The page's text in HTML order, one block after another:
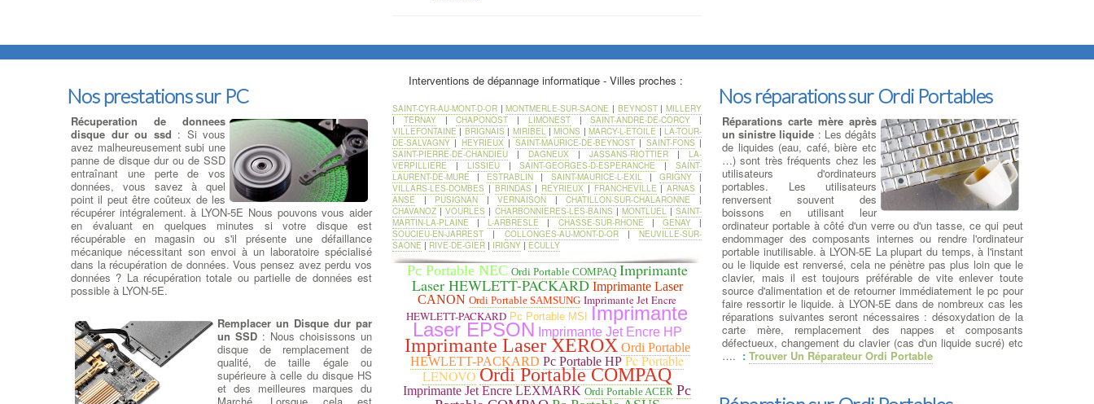
Nos prestations sur PC
Récuperation de donnees
disque dur ou ssd : Si vous
avez malheureusement subi une
panne de disque dur ou de SSD
entraînant une perte de vos
données, vous savez à quel
point il peut être coûteux de les
récupérer intégralement. à LYON-5E Nous pouvons vous aider
en évaluant en quelques minutes si votre disque est
récupérable en magasin ou s'il présente une défaillance
mécanique nécessitant son envoi à un laboratoire spécialisé
dans la récupération de données. Vous pensez avez perdu vos
données ? La récupération totale ou partielle de données est
possible à LYON-5E.
Remplacer un Disque dur par
un SSD : Nous choisissons un
disque de remplacement de
qualité, de taille égale ou
supérieure à celle du disque HS
et des meilleures marques du
Interventions de dépannage informatique - Villes proches :
SAINT-CYR-AU-MONT-D-OR |MONTMERLE-SUR-SAONE | BEYNOST|MILLERY
| TERNAY|CHAPONOST | LIMONEST|SAINT-ANDRE-DE-CORCY |
VILLEFONTAINE | BRIGNAIS | MIRIBEL|MIONS |MARCY-L-ETOILE |LA-TOUR-
DE-SALVAGNY | HEYRIEUX| SAINT-MAURICE-DE-BEYNOST| SAINT-FONS |
SAINT-PIERRE-DE-CHANDIEU | DAGNEUX | JASSANS-RIOTTIER | LA-
VERPILLIERE | LISSIEU|SAINT-GEORGES-D-ESPERANCHE |SAINT-
LAURENT-DE-MURE | ESTRABLIN | SAINT-MAURICE-L-EXIL| GRIGNY|
VILLARS-LES-DOMBES | BRINDAS | REYRIEUX | FRANCHEVILLE |ARNAS |
ANSE | PUSIGNAN |VERNAISON |CHATILLON-SUR-CHALARONNE
|
CHAVANOZ |VOURLES | CHARBONNIERES-LES-BAINS | MONTLUEL| SAINT-
MARTIN-LA-PLAINE |L-ARBRESLE | CHASSE-SUR-RHONE | GENAY|
SOUCIEU-EN-JARREST | COLLONGES-AU-MONT-D-OR| NEUVILLE-SUR-
SAONE | RIVE-DE-GIER | IRIGNY | ECULLY
Pc Portable NEC Ordi Portable COMPAQ Imprimante
Laser HEWLETT-PACKARD Imprimante Laser
CANON Ordi Portable SAMSUNG Imprimante Jet Encre
HEWLETT-PACKARD Pc Portable MSI Imprimante
Laser EPSON Imprimante Jet Encre HP
Imprimante Laser XEROX Ordi Portable
HEWLETT-PACKARD Pc Portable HP Pc Portable
LENOVO Ordi Portable COMPAQ
Imprimante Jet Encre LEXMARK Ordi Portable ACER Pc
Nos réparations sur Ordi Portables
Réparations carte mère après
un sinistre liquide : Les dégâts
de liquides (eau, café, bière etc
…) sont très fréquents chez les
utilisateurs d'ordinateurs
portables. Les utilisateurs
renversent souvent des
boissons en utilisant leur
ordinateur portable à côté d'un verre ou d'un tasse, ce qui peut
endommager des composants internes ou rendre l'ordinateur
portable inutilisable. à LYON-5E La plupart du temps, à l'instant
ou le liquide est renversé, cela ne pénètre pas plus loin que le
clavier, mais il est toujours préférable de vite enlever toute
source d'alimentation et de retourner immédiatement le pc pour
faire ressortir le liquide. à LYON-5E dans de nombreux cas les
réparations suivantes seront nécessaires : désoxydation de la
carte mère, remplacement des nappes et composants
défectueux, changement du clavier (cas d'un liquide sucré) etc
…. : Trouver Un Réparateur Ordi Portable